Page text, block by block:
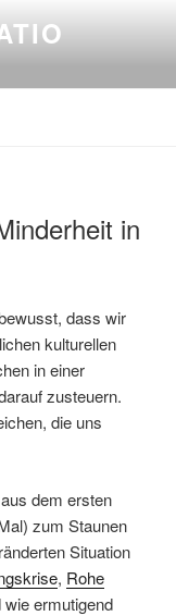
in
dass wir
kulturellen
in einer
zusteuern.
die uns
dem ersten
zum Staunen
Situation
, Rohe
ermutigend